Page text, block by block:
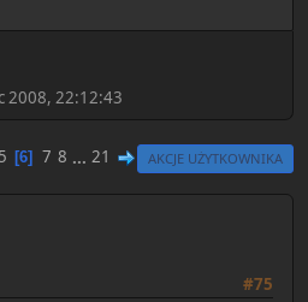
2008, 22:12:43
5 6 7 8 ... 21 AKCJE UŻYTKOWNIKA
#75